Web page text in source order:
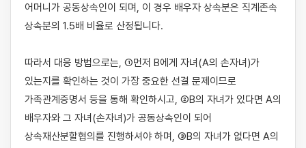
어머니가 공동상속인이 되며, 이 경우 배우자 상속분은 직계존속
상속분의 1.5배 비율로 산정됩니다.
따라서 대응 방법으로는, ①먼저 B에게 자녀(A의 손자녀)가
있는지를 확인하는 것이 가장 중요한 선결 문제이므로
가족관계증명서 등을 통해 확인하시고, ②B의 자녀가 있다면 A의
배우자와 그 자녀(손자녀)가 공동상속인이 되어
상속재산분할협의를 진행하셔야 하며, ③B의 자녀가 없다면 A의